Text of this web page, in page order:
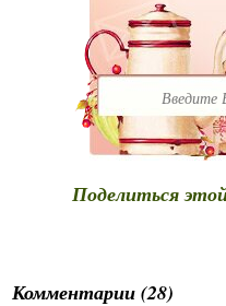
Поделиться
Комментарии (28)